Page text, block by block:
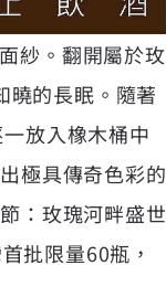
紗。翻開屬於玫
曉的長眠。隨著
放入橡木桶中
極具傳奇色彩的
：玫瑰河畔盛世
批限量60瓶，